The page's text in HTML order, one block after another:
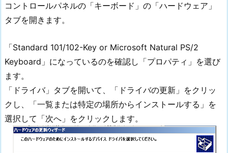
コントロールパネルの「キーボード」の「ハードウェア」
タブを開きます。
「Standard 101/102-Key or Microsoft Natural PS/2
Keyboard」になっているのを確認し「プロパティ」を選び
ます。
「ドライバ」タブを開いて、「ドライバの更新」をクリッ
クし、「一覧または特定の場所からインストールする」を
選択して「次へ」をクリックします。